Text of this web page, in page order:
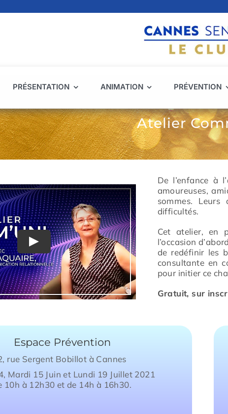
PRÉSENTATION ANIMATION PRÉVENTION
Atelier
De l’enfance à
amoureuses,
sommes.
difficultés.
Cet atelier, en
l’occasion
de redéfinir les
consultante en
pour initier ce
Gratuit, sur
Espace Prévention
rue Sergent Bobillot à Cannes
Mardi 15 Juin et Lundi 19 Juillet 2021
10h à 12h30 et de 14h à 16h30.